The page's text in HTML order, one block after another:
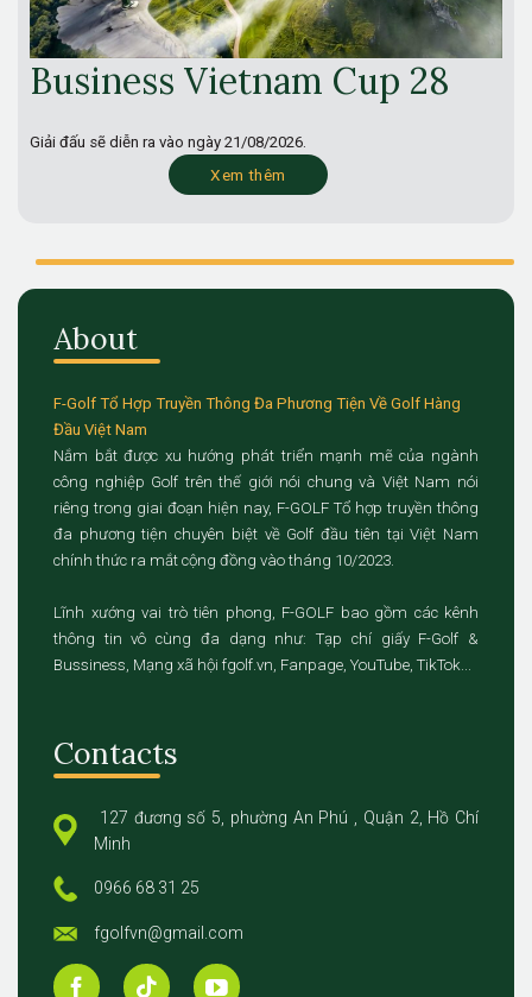
Business Vietnam Cup 28
Giải đấu sẽ diễn ra vào ngày 21/08/2026.
Xem thêm
About
F-Golf Tổ Hợp Truyền Thông Đa Phương Tiện Về Golf Hàng
Đầu Việt Nam
Nắm bắt được xu hướng phát triển mạnh mẽ của ngành
công nghiệp Golf trên thế giới nói chung và Việt Nam nói
riêng trong giai đoạn hiện nay, F-GOLF Tổ hợp truyền thông
đa phương tiện chuyên biệt về Golf đầu tiên tại Việt Nam
chính thức ra mắt cộng đồng vào tháng 10/2023.
Lĩnh xướng vai trò tiên phong, F-GOLF bao gồm các kênh
thông tin vô cùng đa dạng như: Tạp chí giấy F-Golf &
Bussiness, Mạng xã hội fgolf.vn, Fanpage, YouTube, TikTok...
Contacts
127 đương số 5, phường An Phú , Quận 2, Hồ Chí
Minh
0966 68 31 25
fgolfvn@gmail.com